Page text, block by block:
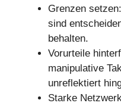
Grenzen
sind
behalten.
Vorurteile
manipulative
unreflektiert
Starke